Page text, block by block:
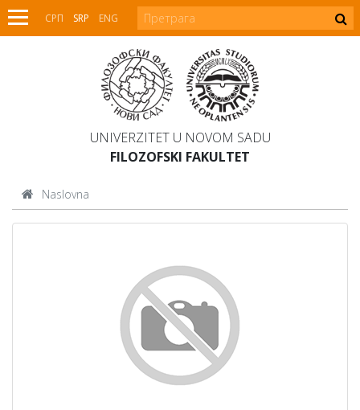
СРП SRP ENG
UNIVERZITET U NOVOM SADU
FILOZOFSKI FAKULTET
Naslovna